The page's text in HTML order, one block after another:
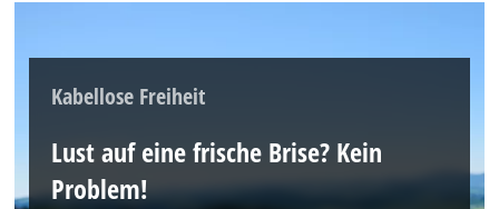
Kabellose Freiheit
Lust auf eine frische Brise? Kein
Problem!